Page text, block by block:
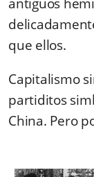
que ellos.
Capitalismo
partiditos
China. Pero